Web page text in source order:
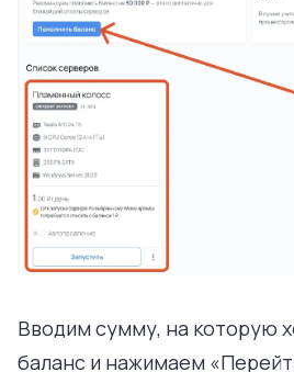
Вводим сумму, на которую
баланс и нажимаем